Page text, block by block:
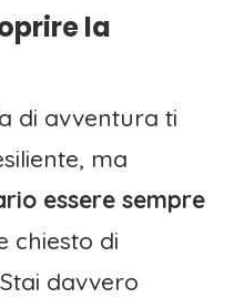
la
di avventura ti
ma
essere sempre
chiesto di
davvero